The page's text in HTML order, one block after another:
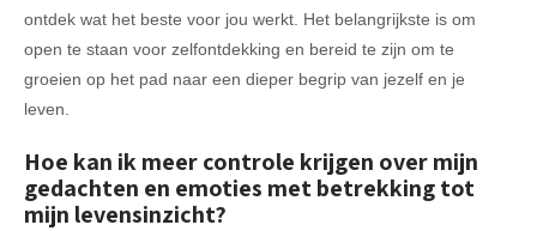
ontdek wat het beste voor jou werkt. Het belangrijkste is om
open te staan voor zelfontdekking en bereid te zijn om te
groeien op het pad naar een dieper begrip van jezelf en je
leven.
Hoe kan ik meer controle krijgen over mijn
gedachten en emoties met betrekking tot
mijn levensinzicht?